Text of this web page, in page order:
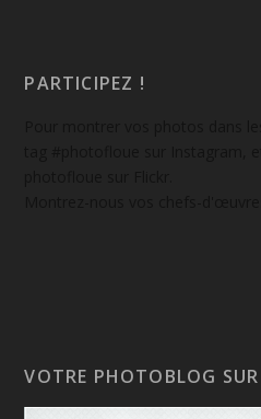
PARTICIPEZ !
VOTRE PHOTOBLOG SUR